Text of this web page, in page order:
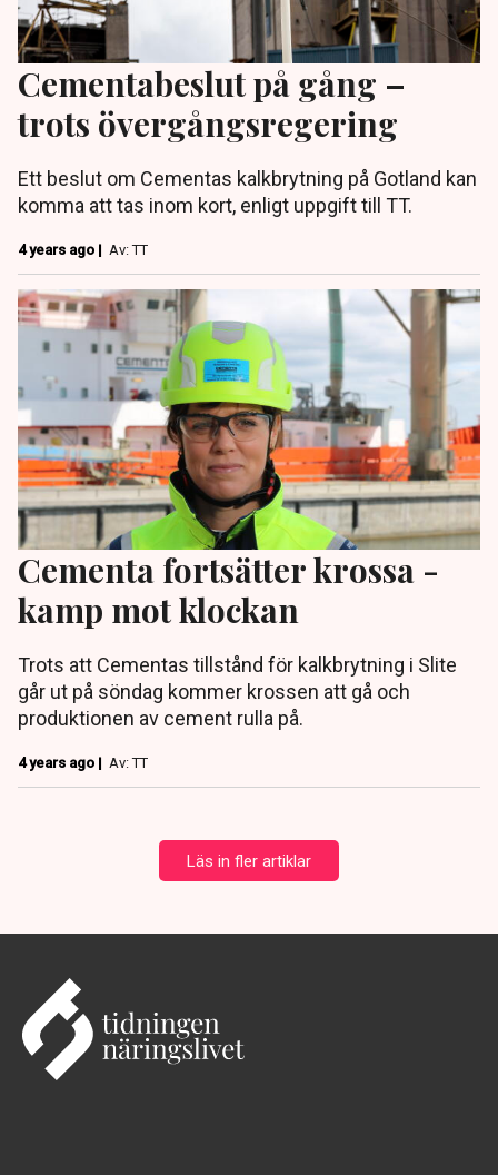
Cementabeslut på gång –
trots övergångsregering
Ett beslut om Cementas kalkbrytning på Gotland kan
komma att tas inom kort, enligt uppgift till TT.
4 years ago | Av: TT
Cementa fortsätter krossa -
kamp mot klockan
Trots att Cementas tillstånd för kalkbrytning i Slite
går ut på söndag kommer krossen att gå och
produktionen av cement rulla på.
4 years ago | Av: TT
Läs in fler artiklar